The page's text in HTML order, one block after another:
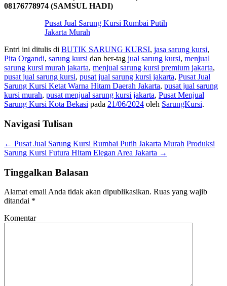
08176778974 (SAMSUL HADI)
Pusat Jual Sarung Kursi Rumbai Putih
Jakarta Murah
Entri ini ditulis di BUTIK SARUNG KURSI, jasa sarung kursi,
Pita Organdi, sarung kursi dan ber-tag jual sarung kursi, menjual
sarung kursi murah jakarta, menjual sarung kursi premium jakarta,
pusat jual sarung kursi, pusat jual sarung kursi jakarta, Pusat Jual
Sarung Kursi Ketat Warna Hitam Daerah Jakarta, pusat jual sarung
kursi murah, pusat menjual sarung kursi jakarta, Pusat Menjual
Sarung Kursi Kota Bekasi pada 21/06/2024 oleh SarungKursi.
Navigasi Tulisan
← Pusat Jual Sarung Kursi Rumbai Putih Jakarta Murah Produksi
Sarung Kursi Futura Hitam Elegan Area Jakarta →
Tinggalkan Balasan
Alamat email Anda tidak akan dipublikasikan. Ruas yang wajib
ditandai *
Komentar